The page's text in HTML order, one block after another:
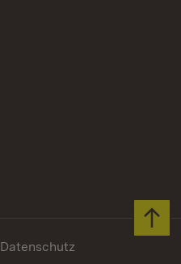
Datenschutz